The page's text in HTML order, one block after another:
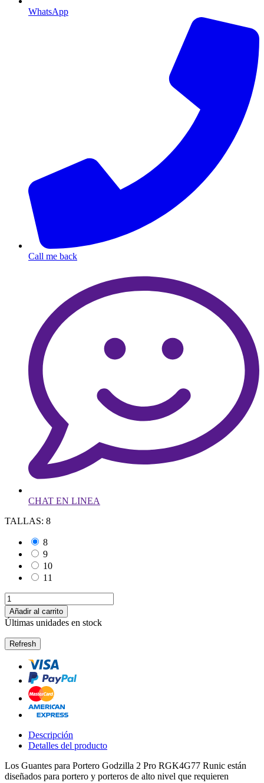
WhatsApp
Call me back
CHAT EN LINEA
TALLAS: 8
8
9
10
11
Añadir al carrito
Últimas unidades en stock
Descripción
Detalles del producto
Los Guantes para Portero Godzilla 2 Pro RGK4G77 Runic están
diseñados para portero y porteros de alto nivel que requieren